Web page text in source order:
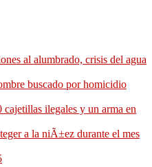
al alumbrado, crisis del agua
buscado por homicidio
ilegales y un arma en
a la niÃ±ez durante el mes